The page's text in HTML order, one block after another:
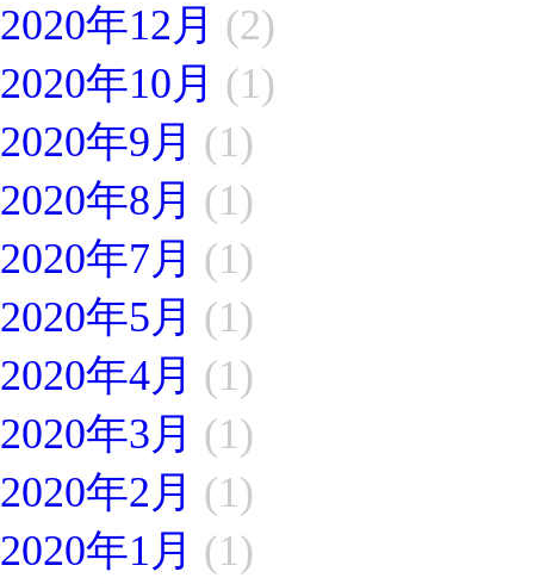
2020年12月 (2)
2020年10月 (1)
2020年9月 (1)
2020年8月 (1)
2020年7月 (1)
2020年5月 (1)
2020年4月 (1)
2020年3月 (1)
2020年2月 (1)
2020年1月 (1)